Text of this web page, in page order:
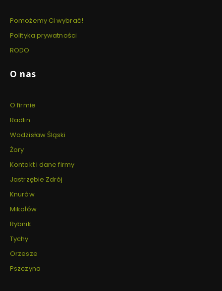
Pomożemy Ci wybrać!
Polityka prywatności
RODO
O nas
O firmie
Radlin
Wodzisław Śląski
Żory
Kontakt i dane firmy
Jastrzębie Zdrój
Knurów
Mikołów
Rybnik
Tychy
Orzesze
Pszczyna